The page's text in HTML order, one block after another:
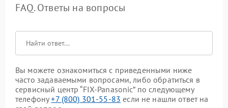
FAQ. Ответы на вопросы
Вы можете ознакомиться с приведенными ниже
часто задаваемыми вопросами, либо обратиться в
сервисный центр “FIX-Panasonic” по следующему
телефону+7 (800) 301-55-83 если не нашли ответ на